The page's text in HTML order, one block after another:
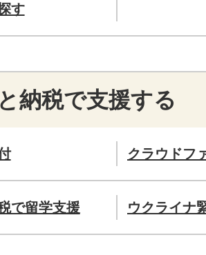
す
納税で支援する
クラウドフ
で留学支援 ウクライナ